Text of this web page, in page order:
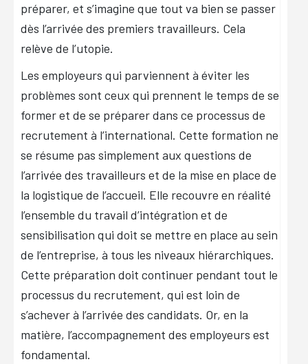
préparer, et s’imagine que tout va bien se passer
dès l’arrivée des premiers travailleurs. Cela
relève de l’utopie.
Les employeurs qui parviennent à éviter les
problèmes sont ceux qui prennent le temps de se
former et de se préparer dans ce processus de
recrutement à l’international. Cette formation ne
se résume pas simplement aux questions de
l’arrivée des travailleurs et de la mise en place de
la logistique de l’accueil. Elle recouvre en réalité
l’ensemble du travail d’intégration et de
sensibilisation qui doit se mettre en place au sein
de l’entreprise, à tous les niveaux hiérarchiques.
Cette préparation doit continuer pendant tout le
processus du recrutement, qui est loin de
s’achever à l’arrivée des candidats. Or, en la
matière, l’accompagnement des employeurs est
fondamental.